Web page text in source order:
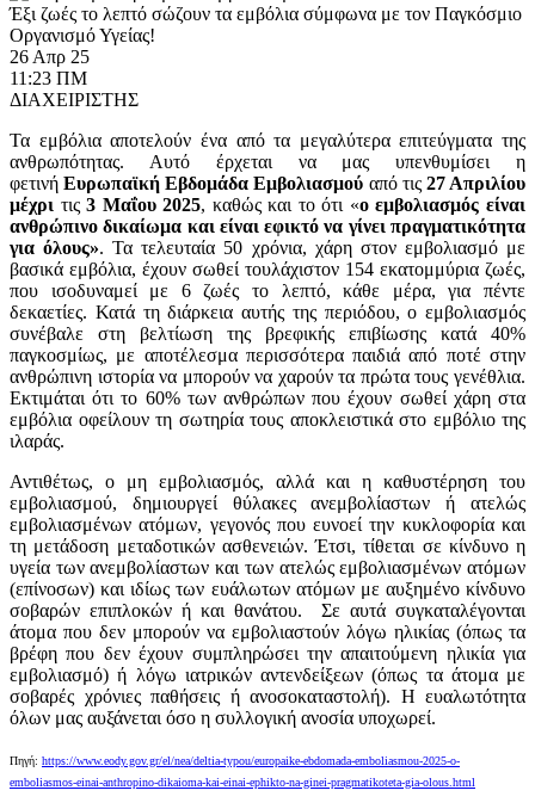
Κοινωνικές Δράσεις
Έξι ζωές το λεπτό σώζουν τα εμβόλια σύμφωνα με τον Παγκόσμιο
Οργανισμό Υγείας!
26 Απρ 25
11:23 ΠΜ
ΔΙΑΧΕΙΡΙΣΤΗΣ
Τα εμβόλια αποτελούν ένα από τα μεγαλύτερα επιτεύγματα της
ανθρωπότητας. Αυτό έρχεται να μας υπενθυμίσει η
φετινήΕυρωπαϊκή Εβδομάδα Εμβολιασμού από τις27 Απριλίου
μέχρι τις3 Μαΐου 2025, καθώς και το ότι «ο εμβολιασμός είναι
ανθρώπινο δικαίωμα και είναι εφικτό να γίνει πραγματικότητα
για όλους». Τα τελευταία 50 χρόνια, χάρη στον εμβολιασμό με
βασικά εμβόλια, έχουν σωθεί τουλάχιστον 154 εκατομμύρια ζωές,
που ισοδυναμεί με 6 ζωές το λεπτό, κάθε μέρα, για πέντε
δεκαετίες. Κατά τη διάρκεια αυτής της περιόδου, ο εμβολιασμός
συνέβαλε στη βελτίωση της βρεφικής επιβίωσης κατά 40%
παγκοσμίως, με αποτέλεσμα περισσότερα παιδιά από ποτέ στην
ανθρώπινη ιστορία να μπορούν να χαρούν τα πρώτα τους γενέθλια.
Εκτιμάται ότι το 60% των ανθρώπων που έχουν σωθεί χάρη στα
εμβόλια οφείλουν τη σωτηρία τους αποκλειστικά στο εμβόλιο της
ιλαράς.
Αντιθέτως, ο μη εμβολιασμός, αλλά και η καθυστέρηση του
εμβολιασμού, δημιουργεί θύλακες ανεμβολίαστων ή ατελώς
εμβολιασμένων ατόμων, γεγονός που ευνοεί την κυκλοφορία και
τη μετάδοση μεταδοτικών ασθενειών. Έτσι, τίθεται σε κίνδυνο η
υγεία των ανεμβολίαστων και των ατελώς εμβολιασμένων ατόμων
(επίνοσων) και ιδίως των ευάλωτων ατόμων με αυξημένο κίνδυνο
σοβαρών επιπλοκών ή και θανάτου. Σε αυτά συγκαταλέγονται
άτομα που δεν μπορούν να εμβολιαστούν λόγω ηλικίας (όπως τα
βρέφη που δεν έχουν συμπληρώσει την απαιτούμενη ηλικία για
εμβολιασμό) ή λόγω ιατρικών αντενδείξεων (όπως τα άτομα με
σοβαρές χρόνιες παθήσεις ή ανοσοκαταστολή). Η ευαλωτότητα
όλων μας αυξάνεται όσο η συλλογική ανοσία υποχωρεί.
Πηγή: https://www.eody.gov.gr/el/nea/deltia-typou/europaike-ebdomada-emboliasmou-2025-o-
emboliasmos-einai-anthropino-dikaioma-kai-einai-ephikto-na-ginei-pragmatikoteta-gia-olous.html